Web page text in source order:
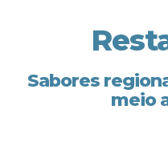
Sabores
meio